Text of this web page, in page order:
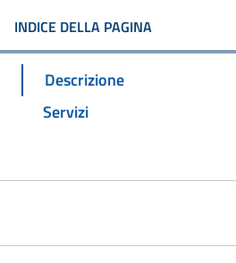
INDICE DELLA PAGINA
Descrizione
Servizi